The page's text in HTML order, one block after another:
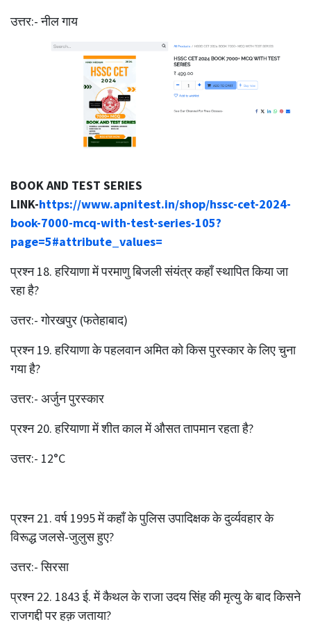
उत्तर:- नील गाय
BOOK AND TEST SERIES
LINK-https://www.apnitest.in/shop/hssc-cet-2024-
book-7000-mcq-with-test-series-105?
page=5#attribute_values=
प्रश्‍न 18. हरियाणा में परमाणु बिजली संयंत्र कहाँ स्थापित किया जा
रहा है?
उत्तर:- गोरखपुर (फतेहाबाद)
प्रश्‍न 19. हरियाणा के पहलवान अमित को किस पुरस्कार के लिए चुना
गया है?
उत्तर:- अर्जुन पुरस्कार
प्रश्‍न 20. हरियाणा में शीत काल में औसत तापमान रहता है?
उत्तर:- 12°C
प्रश्‍न 21. वर्ष 1995 में कहाँ के पुलिस उपादिक्षक के दुर्व्यवहार के
विरूद्ध जलसे-जुलुस हुए?
उत्तर:- सिरसा
प्रश्‍न 22. 1843 ई. में कैथल के राजा उदय सिंह की मृत्यु के बाद किसने
राजगद्दी पर हक़ जताया?